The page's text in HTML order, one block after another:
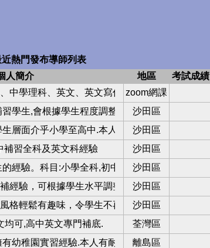
近熱門發布導師列表
人簡介 地區 考試成績
中學理科、英文、英文寫作、數學、面試準備
zoom網課
學生,會根據學生程度調整教學內容,有耐性
沙田區
層面介乎小學至高中.本人熱衷教學、細心、盡責
沙田區
補習全科及英文科經驗 沙田區
經驗。科目:小學全科,初中,高中數學
沙田區
經驗，可根據學生水平調整教學進度及內容
沙田區
格輕鬆有趣味，令學生不再逃避學習
沙田區
均可,高中英文專門補底. 荃灣區
幼稚園實習經驗.本人有耐心,處事認真且有責任感
離島區